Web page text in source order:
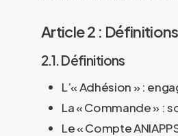
Article 2 :
2.1. Définitions
L’« Adhésion » :
La « Commande » :
Le « Compte